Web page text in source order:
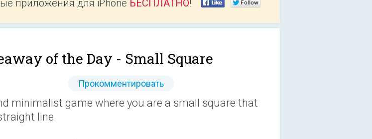
приложения для iPhone БЕСПЛАТНО!
of the Day - Small Square
Прокомментировать
minimalist game where you are a small square that
line.